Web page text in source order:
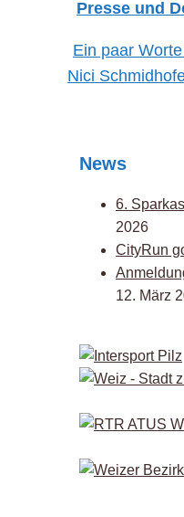
Presse und
Post
Ein paar
Nici
News
6.
2026
CityRun
12. März